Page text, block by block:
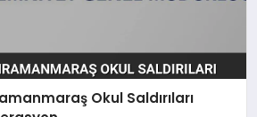
Okul Saldırıları